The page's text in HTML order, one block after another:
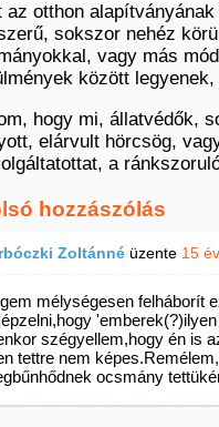
az otthon
sokszor nehéz
vagy más
között
hogy mi, állatvédők,
elárvult hörcsög,
a
hozzászólás
Zoltánné üzente 15
mélységesen felháborít
szégyellem,hogy én is
tettre nem
ocsmány